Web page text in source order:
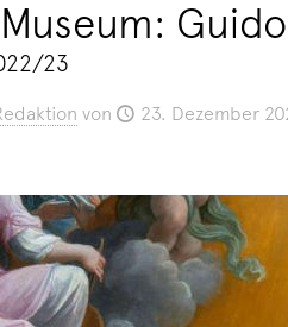
23
von 23. Dezember